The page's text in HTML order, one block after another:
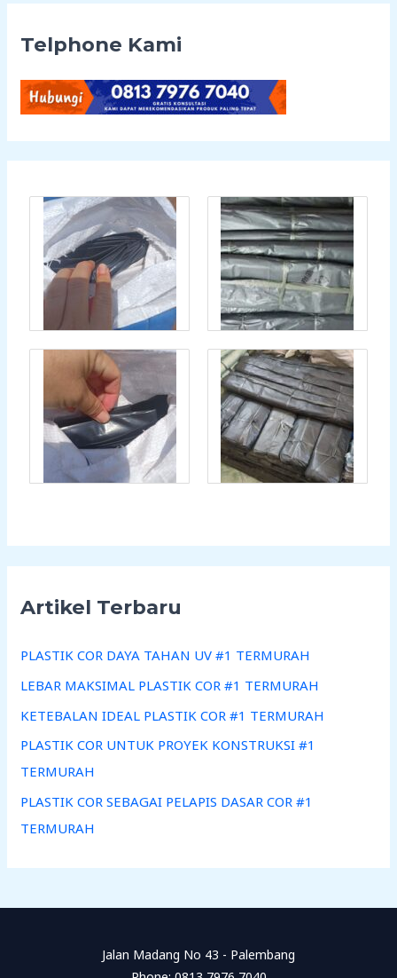
Telphone Kami
Artikel Terbaru
PLASTIK COR DAYA TAHAN UV #1 TERMURAH
LEBAR MAKSIMAL PLASTIK COR #1 TERMURAH
KETEBALAN IDEAL PLASTIK COR #1 TERMURAH
PLASTIK COR UNTUK PROYEK KONSTRUKSI #1
TERMURAH
PLASTIK COR SEBAGAI PELAPIS DASAR COR #1
TERMURAH
Jalan Madang No 43 - Palembang